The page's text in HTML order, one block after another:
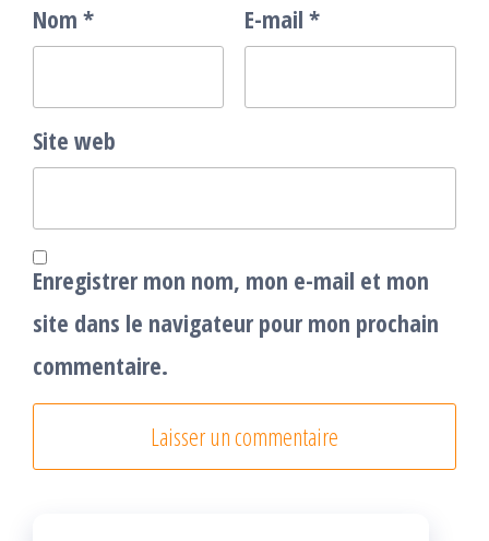
Nom * E-mail *
Site web
Enregistrer mon nom, mon e-mail et mon
site dans le navigateur pour mon prochain
commentaire.